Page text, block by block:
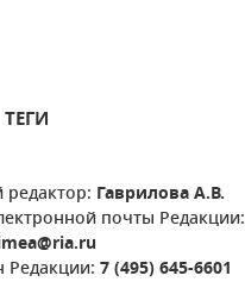
ТЕГИ
редактор: Гаврилова А.В.
почты Редакции:
Редакции: 7 (495) 645-6601